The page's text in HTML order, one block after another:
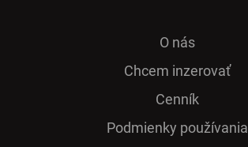
O nás
Chcem inzerovať
Cenník
Podmienky používania